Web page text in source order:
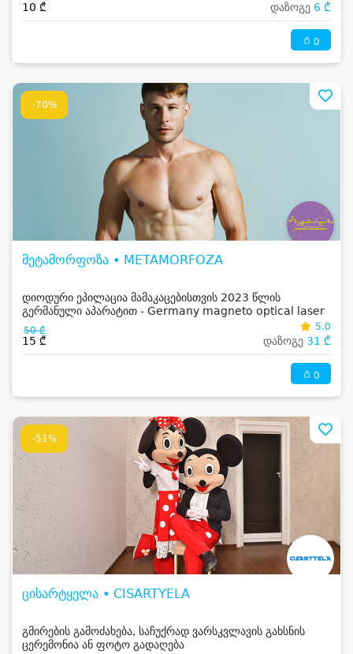
10 ₾ დაზოგე 6 ₾
0
-70%
მეტამორფოზა • METAMORFOZA
დიოდური ეპილაცია მამაკაცებისთვის 2023 წლის
გერმანული აპარატით - Germany magneto optical laser
50 ₾
15 ₾
5.0
დაზოგე 31 ₾
0
-51%
ცისარტყელა • CISARTYELA
გმირების გამოძახება, საჩუქრად ვარსკვლავის გახსნის
ცერემონია ან ფოტო გადაღება